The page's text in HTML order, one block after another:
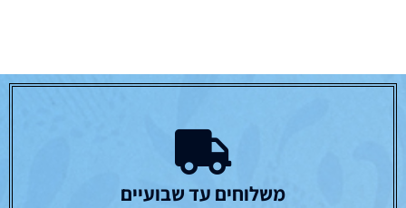
משלוחים עד שבועיים